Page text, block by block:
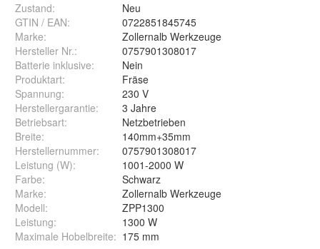
Zustand:
Neu
GTIN / EAN:
0722851845745
Marke:
Zollernalb Werkzeuge
Hersteller Nr.:
0757901308017
Batterie inklusive:
Nein
Produktart:
Fräse
Spannung:
230 V
Herstellergarantie:
3 Jahre
Betriebsart:
Netzbetrieben
Breite:
140mm+35mm
Herstellernummer:
0757901308017
Leistung (W):
1001-2000 W
Farbe:
Schwarz
Marke:
Zollernalb Werkzeuge
Modell:
ZPP1300
Leistung:
1300 W
Maximale Hobelbreite: 175 mm